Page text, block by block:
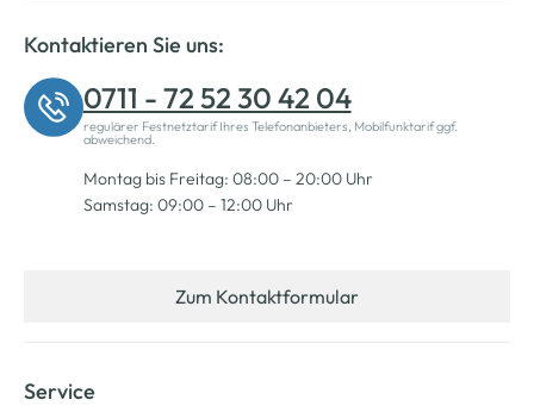
Kontaktieren Sie uns:
0711 - 72 52 30 42 04
regulärer Festnetztarif Ihres Telefonanbieters, Mobilfunktarif ggf.
abweichend.
Montag bis Freitag: 08:00 – 20:00 Uhr
Samstag: 09:00 – 12:00 Uhr
Zum Kontaktformular
Service